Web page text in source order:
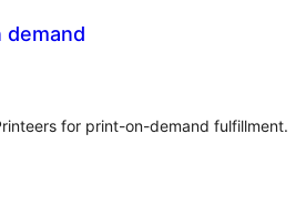
demand
for print-on-demand fulfillment.